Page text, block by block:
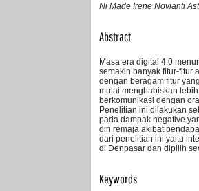
Ni Made Irene Novianti
Abstract
Masa era digital 4.0
semakin banyak fitur-fitur
dengan beragam fitur
mulai menghabiskan
berkomunikasi dengan
Penelitian ini dilakukan
pada dampak negative
diri remaja akibat
dari penelitian ini yaitu
di Denpasar dan dipilih
Keywords